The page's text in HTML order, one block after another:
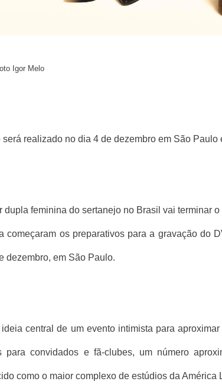
Igor Melo
será realizado no dia 4 de dezembro em São
dupla feminina do sertanejo no Brasil vai terminar
começaram os preparativos para a gravação do
dezembro, em São Paulo.
central de um evento intimista para
para convidados e fã-clubes, um número
como o maior complexo de estúdios da América